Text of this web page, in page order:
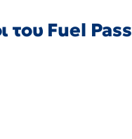
του Fuel Pass